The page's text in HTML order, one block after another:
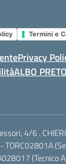
Termini e
Privacy
ALBO
4/6 .
(Tecnico